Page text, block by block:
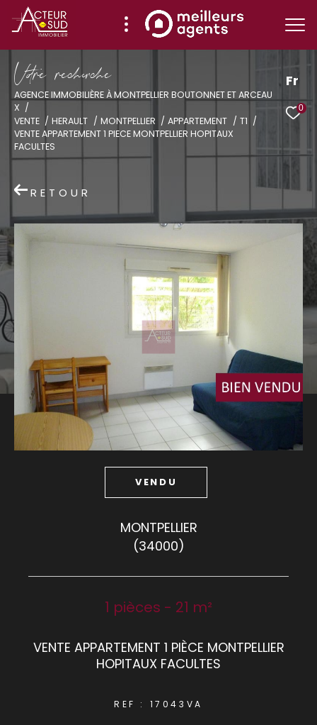
Fr
0
Vore recece
AGENCE IMMOBILIÈRE À MONTPELLIER BOUTONNET ET ARCEAU
X
VENTE
HERAULT MONTPELLIER APPARTEMENT
T1
VENTE APPARTEMENT 1 PIECE MONTPELLIER HOPITAUX
FACULTES
RETOUR
VENDU
MONTPELLIER
(34000)
1 pièces - 21 m²
VENTE APPARTEMENT 1 PIÈCE MONTPELLIER
HOPITAUX FACULTES
REF : 17043VA
Effectuer une recherche
et trouver le bien qui correspond à vos
critères
Type
Budget
Surface
Surface
Pièces
Pièces
AFFINER LES CRITÈRES